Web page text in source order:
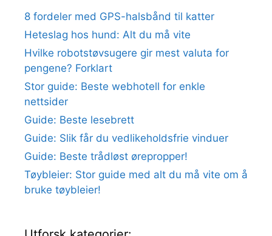
8 fordeler med GPS-halsbånd til katter
Heteslag hos hund: Alt du må vite
Hvilke robotstøvsugere gir mest valuta for
pengene? Forklart
Stor guide: Beste webhotell for enkle
nettsider
Guide: Beste lesebrett
Guide: Slik får du vedlikeholdsfrie vinduer
Guide: Beste trådløst ørepropper!
Tøybleier: Stor guide med alt du må vite om å
bruke tøybleier!